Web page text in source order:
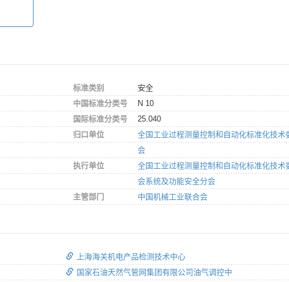
标准类别
安全
中国标准分类号
N 10
国际标准分类号
25.040
归口单位
全国工业过程测量控制和自动化标准化技术
会
执行单位
全国工业过程测量控制和自动化标准化技术
会系统及功能安全分会
主管部门
中国机械工业联合会
上海海关机电产品检测技术中心
国家石油天然气管网集团有限公司油气调控中